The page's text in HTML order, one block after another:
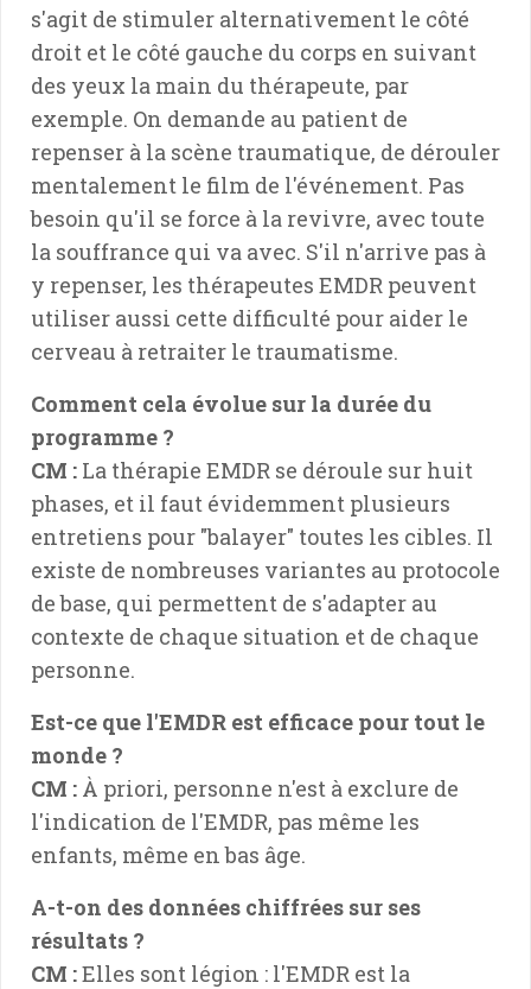
s'agit de stimuler alternativement le côté
droit et le côté gauche du corps en suivant
des yeux la main du thérapeute, par
exemple. On demande au patient de
repenser à la scène traumatique, de dérouler
mentalement le film de l'événement. Pas
besoin qu'il se force à la revivre, avec toute
la souffrance qui va avec. S'il n'arrive pas à
y repenser, les thérapeutes EMDR peuvent
utiliser aussi cette difficulté pour aider le
cerveau à retraiter le traumatisme.
Comment cela évolue sur la durée du
programme ?
CM : La thérapie EMDR se déroule sur huit
phases, et il faut évidemment plusieurs
entretiens pour "balayer" toutes les cibles. Il
existe de nombreuses variantes au protocole
de base, qui permettent de s'adapter au
contexte de chaque situation et de chaque
personne.
Est-ce que l'EMDR est efficace pour tout le
monde ?
CM : À priori, personne n'est à exclure de
l'indication de l'EMDR, pas même les
enfants, même en bas âge.
A-t-on des données chiffrées sur ses
résultats ?
CM :Elles sont légion : l'EMDR est la